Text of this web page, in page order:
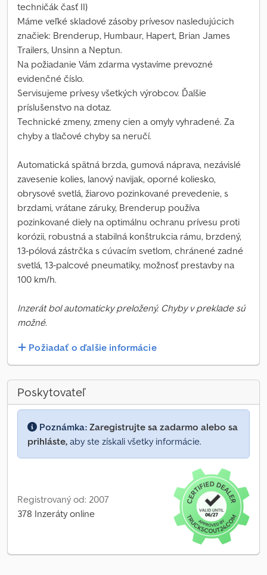
techničák časť II)
Máme veľké skladové zásoby prívesov nasledujúcich
značiek: Brenderup, Humbaur, Hapert, Brian James
Trailers, Unsinn a Neptun.
Na požiadanie Vám zdarma vystavíme prevozné
evidenčné číslo.
Servisujeme prívesy všetkých výrobcov. Ďalšie
príslušenstvo na dotaz.
Technické zmeny, zmeny cien a omyly vyhradené. Za
chyby a tlačové chyby sa neručí.
Automatická spätná brzda, gumová náprava, nezávislé
zavesenie kolies, lanový navijak, oporné koliesko,
obrysové svetlá, žiarovo pozinkované prevedenie, s
brzdami, vrátane záruky, Brenderup používa
pozinkované diely na optimálnu ochranu prívesu proti
korózii, robustná a stabilná konštrukcia rámu, brzdený,
13-pólová zástrčka s cúvacím svetlom, chránené zadné
svetlá, 13-palcové pneumatiky, možnosť prestavby na
100 km/h.
Inzerát bol automaticky preložený. Chyby v preklade sú
možné.
Požiadať o ďalšie informácie
Poskytovateľ
Poznámka: Zaregistrujte sa zadarmo alebo sa
prihláste, aby ste získali všetky informácie.
Registrovaný od: 2007
378 Inzeráty online